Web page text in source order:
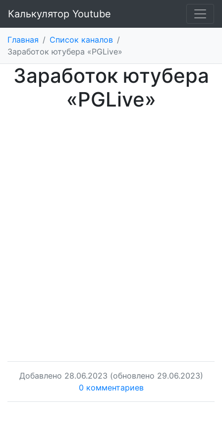
Калькулятор Youtube
Главная / Список каналов /
Заработок ютубера «PGLive»
Заработок ютубера
«PGLive»
Добавлено 28.06.2023 (обновлено 29.06.2023)
0 комментариев